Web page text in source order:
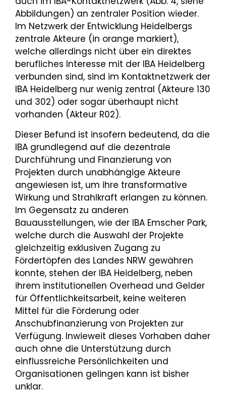
Abbildungen) an zentraler Position wieder.
Im Netzwerk der Entwicklung Heidelbergs
zentrale Akteure (in orange markiert),
welche allerdings nicht über ein direktes
berufliches Interesse mit der IBA Heidelberg
verbunden sind, sind im Kontaktnetzwerk der
IBA Heidelberg nur wenig zentral (Akteure 130
und 302) oder sogar überhaupt nicht
vorhanden (Akteur R02).
Dieser Befund ist insofern bedeutend, da die
IBA grundlegend auf die dezentrale
Durchführung und Finanzierung von
Projekten durch unabhängige Akteure
angewiesen ist, um ihre transformative
Wirkung und Strahlkraft erlangen zu können.
Im Gegensatz zu anderen
Bauausstellungen, wie der IBA Emscher Park,
welche durch die Auswahl der Projekte
gleichzeitig exklusiven Zugang zu
Fördertöpfen des Landes NRW gewähren
konnte, stehen der IBA Heidelberg, neben
ihrem institutionellen Overhead und Gelder
für Öffentlichkeitsarbeit, keine weiteren
Mittel für die Förderung oder
Anschubfinanzierung von Projekten zur
Verfügung. Inwieweit dieses Vorhaben daher
auch ohne die Unterstützung durch
einflussreiche Persönlichkeiten und
Organisationen gelingen kann ist bisher
unklar.